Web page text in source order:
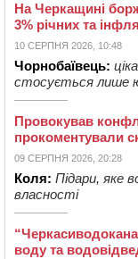
На Черкащині
3% річних та
10 СЕРПНЯ 2026, 10:48
Чорнобаївець:
стосується лише
Провокував
прокоментували
09 СЕРПНЯ 2026, 20:28
Коля: Підари, яке
власності
воду та